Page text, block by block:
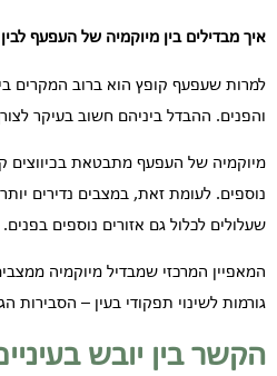
איך מבדילים בין מיוקמיה של העפעף
למרות שעפעף קופץ הוא ברוב המקרים
והפנים. ההבדל ביניהם חשוב בעיקר
מיוקמיה של העפעף מתבטאת בכיווצים
נוספים. לעומת זאת, במצבים נדירים
שעלולים לכלול גם אזורים נוספים בפנים.
המאפיין המרכזי שמבדיל מיוקמיה
גורמות לשינוי תפקודי בעין –
הקשר בין יובש